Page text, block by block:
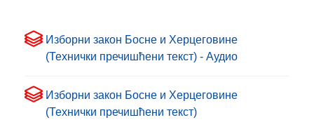
Изборни закон Босне и Херцеговине
(Технички пречишћени текст) - Аудио
Изборни закон Босне и Херцеговине
(Технички пречишћени текст)